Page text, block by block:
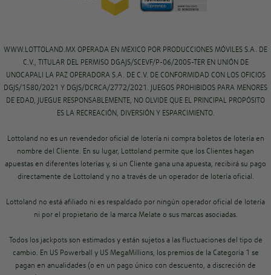
WWW.LOTTOLAND.MX OPERADA EN MEXICO POR PRODUCCIONES MÓVILES S.A. DE
C.V., TITULAR DEL PERMISO DGAJS/SCEVF/P-06/2005-TER EN UNIÓN DE
UNOCAPALI LA PAZ OPERADORA S.A. DE C.V. DE CONFORMIDAD CON LOS OFICIOS
DGJS/1580/2021 Y DGJS/DCRCA/2772/2021. JUEGOS PROHIBIDOS PARA MENORES
DE EDAD, JUEGUE RESPONSABLEMENTE, NO OLVIDE QUE EL PRINCIPAL PROPÓSITO
ES LA RECREACIÓN, DIVERSIÓN Y ESPARCIMIENTO.
Lottoland no es un revendedor oficial de lotería ni compra boletos de lotería en
nombre del Cliente. En su lugar, Lottoland permite que los Clientes hagan
apuestas en diferentes loterías y, si un Cliente gana una apuesta, recibirá su pago
directamente de Lottoland y no a través de un operador de lotería oficial.
Lottoland no está afiliado ni es respaldado por ningún operador oficial de lotería
ni por el propietario de la marca Melate o sus marcas asociadas.
Todos los jackpots son estimados y están sujetos a las fluctuaciones del tipo de
cambio. En US Powerball y US MegaMillions, los premios de la Categoría 1 se
pagan en anualidades (o en un pago único con descuento, a discreción de